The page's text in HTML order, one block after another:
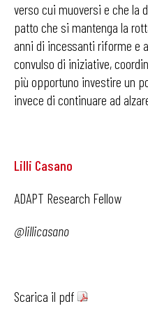
verso cui muoversi e che la
patto che si mantenga la
anni di incessanti riforme e
convulso di iniziative,
più opportuno investire un
invece di continuare ad
Lilli Casano
ADAPT Research Fellow
@lillicasano
Scarica il pdf